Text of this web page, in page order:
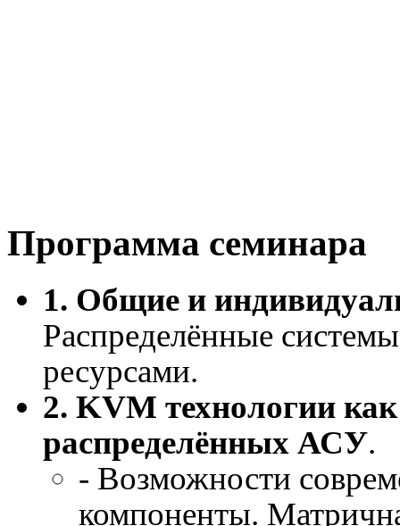
Программа семинара
1. Общие и
Распределённые
ресурсами.
2. KVM технологии
распределённых АСУ.
- Возможности
компоненты.